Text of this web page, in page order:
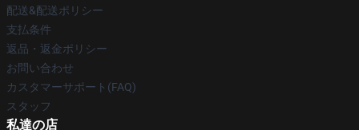
配送&配送ポリシー
支払条件
返品・返金ポリシー
お問い合わせ
カスタマーサポート(FAQ)
スタッフ
私達の店